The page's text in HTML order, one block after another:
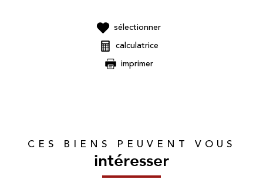
sélectionner
calculatrice
imprimer
CES BIENS PEUVENT VOUS
intéresser